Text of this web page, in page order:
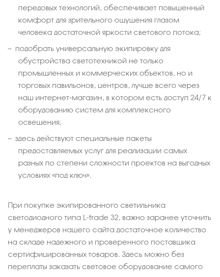
передовых технологий, обеспечивает повышенный
комфорт для зрительного ощущения глазом
человека достаточной яркости светового потока;
подобрать универсальную экипировку для
обустройства светотехникой не только
промышленных и коммерческих объектов, но и
торговых павильонов, центров, лучше всего через
наш интернет-магазин, в котором есть доступ 24/7 к
оборудованию систем для комплексного
освещения;
здесь действуют специальные пакеты
предоставляемых услуг для реализации самых
разных по степени сложности проектов на выгодных
условиях «под ключ».
При покупке экипированного светильника
светодиодного типа L-trade 32, важно заранее уточнить
у менеджеров нашего сайта достаточное количество
на складе надежного и проверенного поставщика
сертифицированных товаров. Здесь можно без
переплаты заказать световое оборудование самого